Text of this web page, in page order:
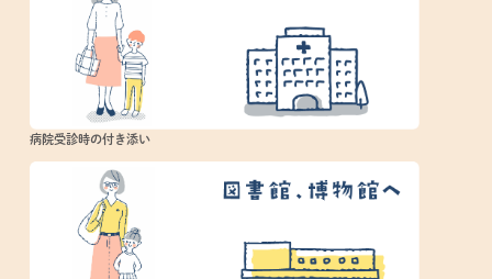
病院受診時の付き添い